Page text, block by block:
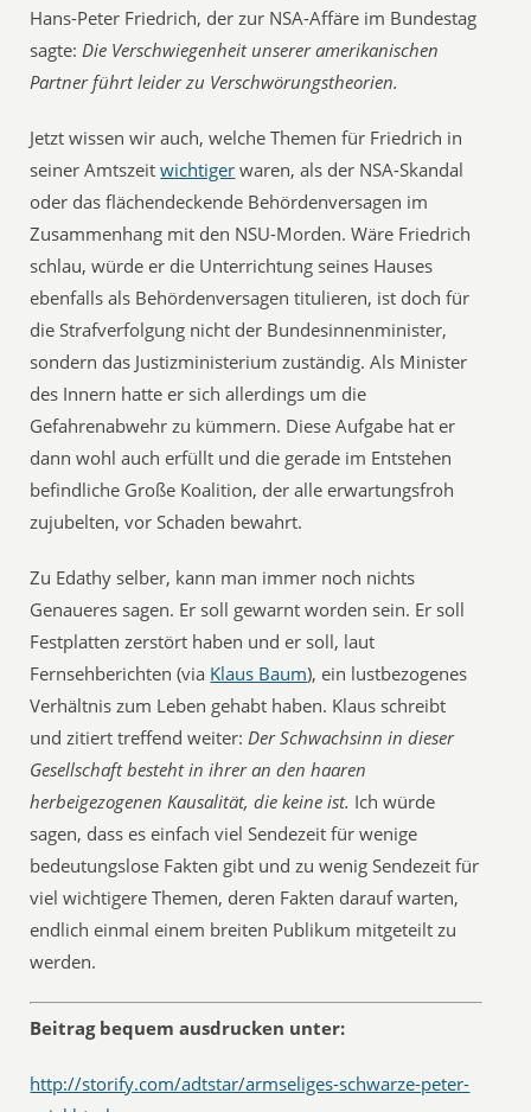
Hans-Peter Friedrich, der zur NSA-Affäre im Bundestag
sagte: Die Verschwiegenheit unserer amerikanischen
Partner führt leider zu Verschwörungstheorien.
Jetzt wissen wir auch, welche Themen für Friedrich in
seiner Amtszeitwichtiger waren, als der NSA-Skandal
oder das flächendeckende Behördenversagen im
Zusammenhang mit den NSU-Morden. Wäre Friedrich
schlau, würde er die Unterrichtung seines Hauses
ebenfalls als Behördenversagen titulieren, ist doch für
die Strafverfolgung nicht der Bundesinnenminister,
sondern das Justizministerium zuständig. Als Minister
des Innern hatte er sich allerdings um die
Gefahrenabwehr zu kümmern. Diese Aufgabe hat er
dann wohl auch erfüllt und die gerade im Entstehen
befindliche Große Koalition, der alle erwartungsfroh
zujubelten, vor Schaden bewahrt.
Zu Edathy selber, kann man immer noch nichts
Genaueres sagen. Er soll gewarnt worden sein. Er soll
Festplatten zerstört haben und er soll, laut
Fernsehberichten (via Klaus Baum), ein lustbezogenes
Verhältnis zum Leben gehabt haben. Klaus schreibt
und zitiert treffend weiter: Der Schwachsinn in dieser
Gesellschaft besteht in ihrer an den haaren
herbeigezogenen Kausalität, die keine ist. Ich würde
sagen, dass es einfach viel Sendezeit für wenige
bedeutungslose Fakten gibt und zu wenig Sendezeit für
viel wichtigere Themen, deren Fakten darauf warten,
endlich einmal einem breiten Publikum mitgeteilt zu
werden.
Beitrag bequem ausdrucken unter:
http://storify.com/adtstar/armseliges-schwarze-peter-